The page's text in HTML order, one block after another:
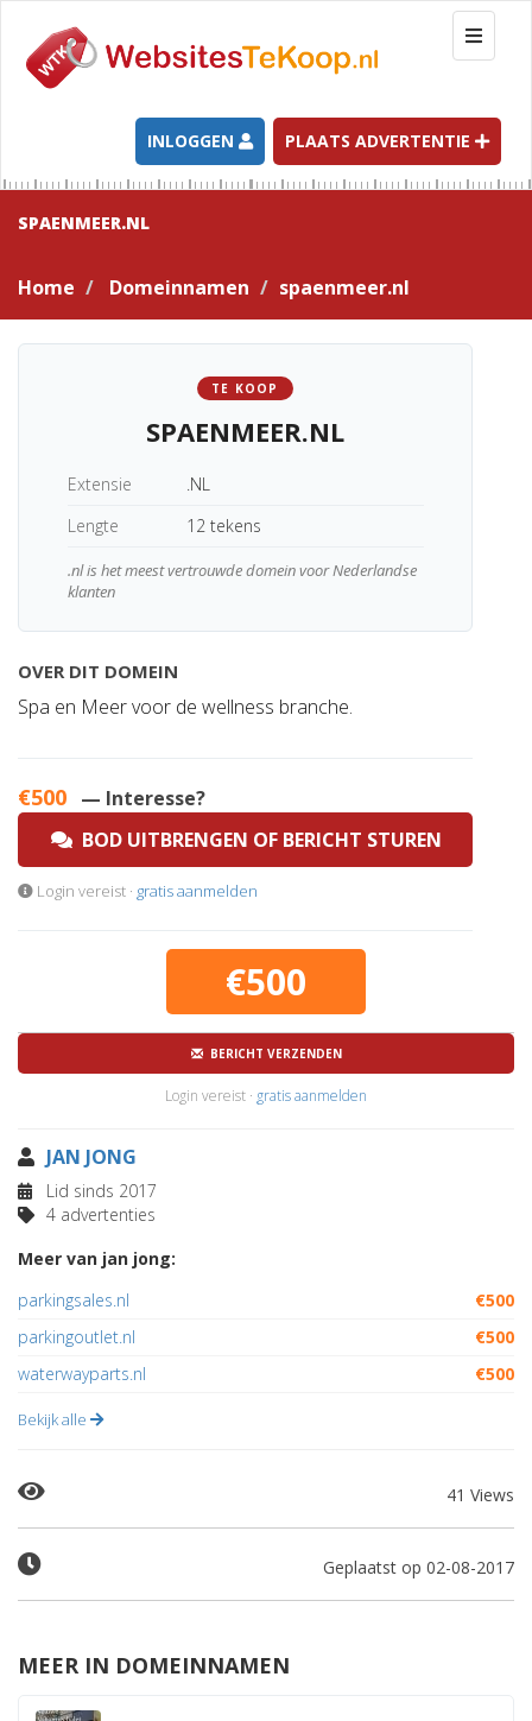
T
o
g
l
e
n
a
t
INLOGGEN PLAATS ADVERTENTIE
SPAENMEER.NL
Home Domeinnamen spaenmeer.nl
TE KOOP
SPAENMEER.NL
Extensie
.NL
Lengte
12 tekens
.nl is het meest vertrouwde domein voor Nederlandse
klanten
OVER DIT DOMEIN
Spa en Meer voor de wellness branche.
€500 — Interesse?
BOD UITBRENGEN OF BERICHT STUREN
Login vereist · gratis aanmelden
€500
BERICHT VERZENDEN
Login vereist · gratis aanmelden
JAN JONG
Lid sinds 2017
4 advertenties
Meer van jan jong:
parkingsales.nl
€500
parkingoutlet.nl
€500
waterwayparts.nl
€500
Bekijk alle
41 Views
Geplaatst op 02-08-2017
MEER IN DOMEINNAMEN